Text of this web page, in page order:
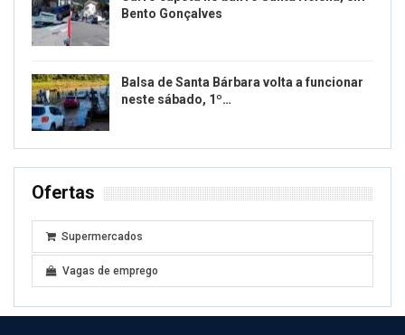
Bento Gonçalves
Balsa de Santa Bárbara volta a funcionar
neste sábado, 1º…
Ofertas
Supermercados
Vagas de emprego